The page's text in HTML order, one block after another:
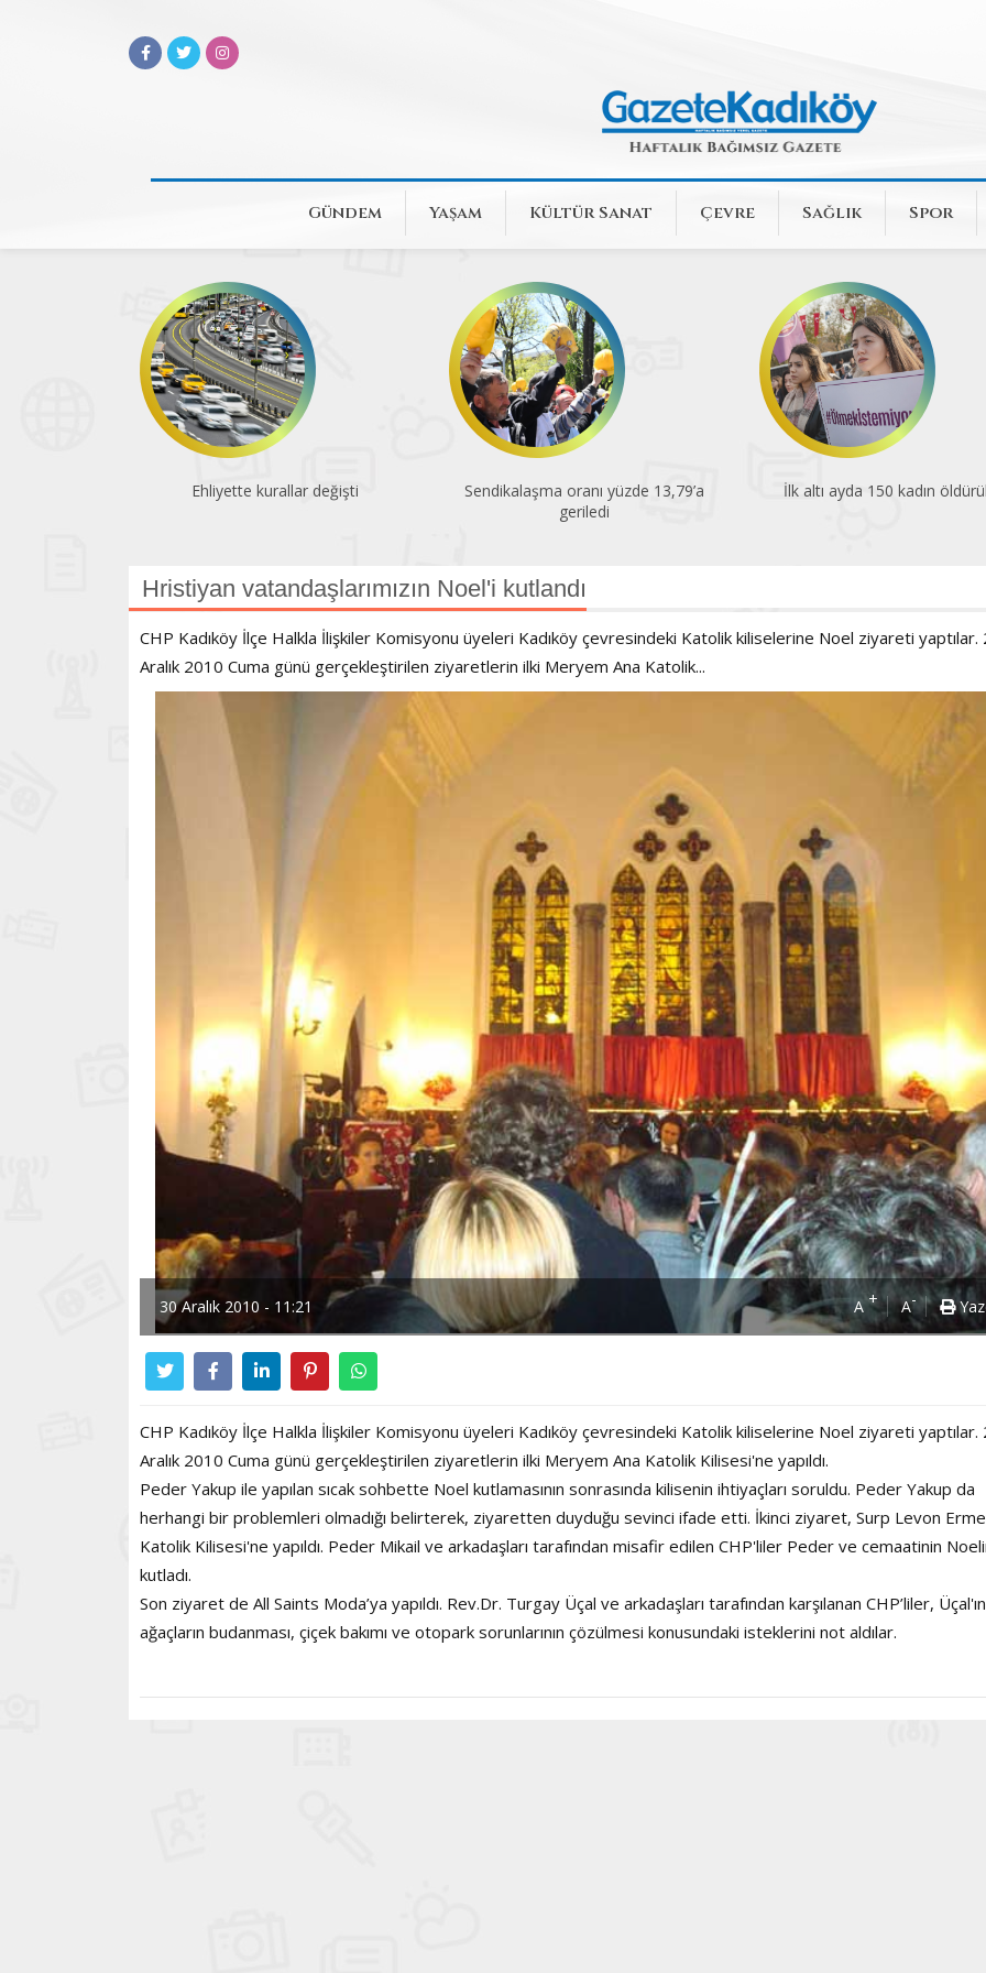
Gündem Yaşam Kültür Sanat Çevre Sağlık Spor
Ehliyette kurallar değişti
Sendikalaşma oranı yüzde 13,79’a
geriledi
İlk altı ayda 150 kadın
Hristiyan vatandaşlarımızın Noel'i kutlandı
CHP Kadıköy İlçe Halkla İlişkiler Komisyonu üyeleri Kadıköy çevresindeki Katolik kiliselerine Noel ziyareti yaptılar.
Aralık 2010 Cuma günü gerçekleştirilen ziyaretlerin ilki Meryem Ana Katolik...
30 Aralık 2010 - 11:21 A+ A-
CHP Kadıköy İlçe Halkla İlişkiler Komisyonu üyeleri Kadıköy çevresindeki Katolik kiliselerine Noel ziyareti yaptılar.
Aralık 2010 Cuma günü gerçekleştirilen ziyaretlerin ilki Meryem Ana Katolik Kilisesi'ne yapıldı.
Peder Yakup ile yapılan sıcak sohbette Noel kutlamasının sonrasında kilisenin ihtiyaçları soruldu. Peder Yakup da
herhangi bir problemleri olmadığı belirterek, ziyaretten duyduğu sevinci ifade etti. İkinci ziyaret, Surp Levon
Katolik Kilisesi'ne yapıldı. Peder Mikail ve arkadaşları tarafından misafir edilen CHP'liler Peder ve cemaatinin
kutladı.
Son ziyaret de All Saints Moda’ya yapıldı. Rev.Dr. Turgay Üçal ve arkadaşları tarafından karşılanan CHP’liler, Üçal'ın
ağaçların budanması, çiçek bakımı ve otopark sorunlarının çözülmesi konusundaki isteklerini not aldılar.
Haftanın Pusulası
Power Ballad /
Şarkısı